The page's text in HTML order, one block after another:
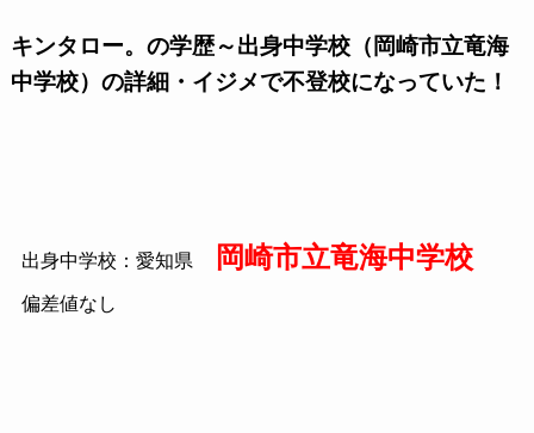
キンタロー。の学歴～出身中学校（岡崎市立竜海
中学校）の詳細・イジメで不登校になっていた！
出身中学校：愛知県 岡崎市立竜海中学校
偏差値なし